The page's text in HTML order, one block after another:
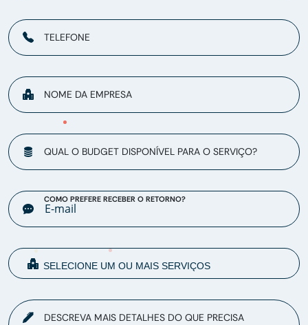
TELEFONE
NOME DA EMPRESA
QUAL O BUDGET DISPONÍVEL PARA O SERVIÇO?
COMO PREFERE RECEBER O RETORNO?
DESCREVA MAIS DETALHES DO QUE PRECISA